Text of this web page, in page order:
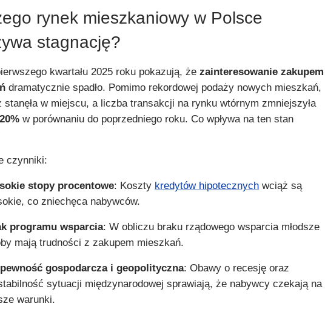
rynek mieszkaniowy w Polsce
stagnację?
kwartału 2025 roku pokazują, żezainteresowanie zakupem
dramatycznie spadło. Pomimo rekordowej podaży nowych mieszkań,
stanęła w miejscu, a liczba transakcji na rynku wtórnym zmniejszyła
w porównaniu do poprzedniego roku. Co wpływa na ten stan
czynniki:
stopy procentowe: Koszty kredytów hipotecznych wciąż są
co zniechęca nabywców.
programu wsparcia: W obliczu braku rządowego wsparcia młodsze
mają trudności z zakupem mieszkań.
gospodarcza i geopolityczna: Obawy o recesję oraz
sytuacji międzynarodowej sprawiają, że nabywcy czekają na
warunki.